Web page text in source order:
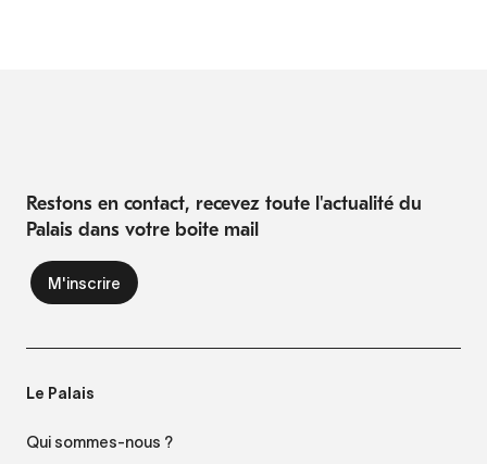
Restons en contact, recevez toute l'actualité du
Palais dans votre boite mail
Le Palais
Qui sommes-nous ?